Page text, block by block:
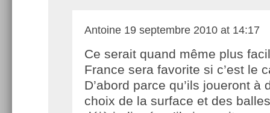
Antoine 19 septembre 2010 at 14:17
Ce serait quand même plus
France sera favorite si c’est le
D’abord parce qu’ils joueront à
choix de la surface et des